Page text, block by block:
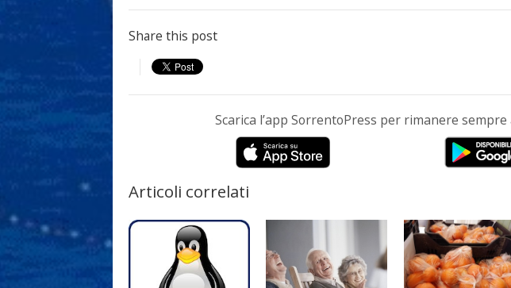
Share this post
Scarica l’app SorrentoPress per rimanere
Articoli correlati